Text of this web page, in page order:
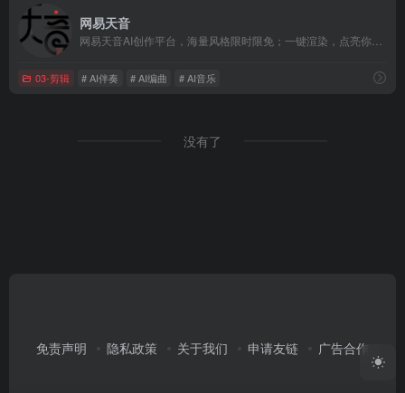
网易天音
03-剪辑 # AI伴奏 # AI编曲 # AI音乐
没有了
免责声明 隐私政策 关于我们 申请友链 广告合作